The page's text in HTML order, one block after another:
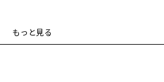
もっと見る